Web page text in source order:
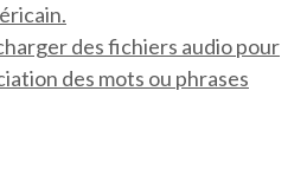
des fichiers audio pour
des mots ou phrases